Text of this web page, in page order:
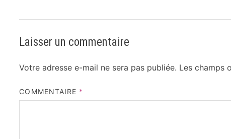
Laisser un commentaire
Votre adresse e-mail ne sera pas publiée. Les champs
COMMENTAIRE *